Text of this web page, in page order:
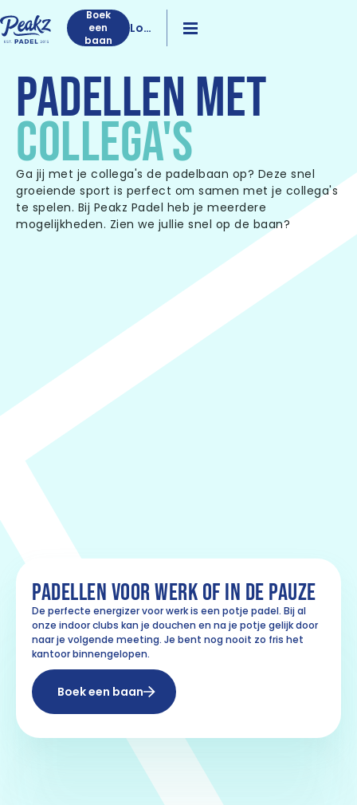
Boek
een
baan
Log
PADELLEN MET
COLLEGA'S
Ga jij met je collega's de padelbaan op? Deze snel
groeiende sport is perfect om samen met je collega's
te spelen. Bij Peakz Padel heb je meerdere
mogelijkheden. Zien we jullie snel op de baan?
PADELLEN VOOR WERK OF IN DE PAUZE
De perfecte energizer voor werk is een potje padel. Bij al
onze indoor clubs kan je douchen en na je potje gelijk door
naar je volgende meeting. Je bent nog nooit zo fris het
kantoor binnengelopen.
Boek een baan